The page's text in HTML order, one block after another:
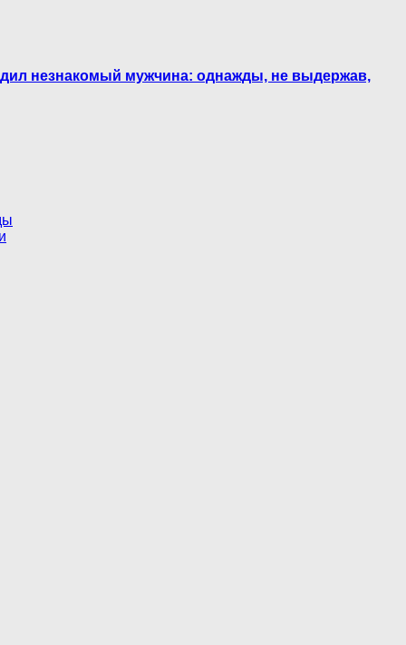
незнакомый мужчина: однажды, не выдержав,